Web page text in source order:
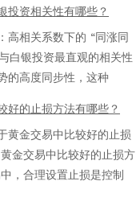
投资相关性有哪些？
高相关系数下的 “同涨同
白银投资最直观的相关性
的高度同步性，这种
好的止损方法有哪些？
黄金交易中比较好的止损
金交易中比较好的止损方
，合理设置止损是控制